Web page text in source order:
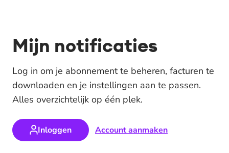
Mijn notificaties
Log in om je abonnement te beheren, facturen te
downloaden en je instellingen aan te passen.
Alles overzichtelijk op één plek.
Inloggen Account aanmaken